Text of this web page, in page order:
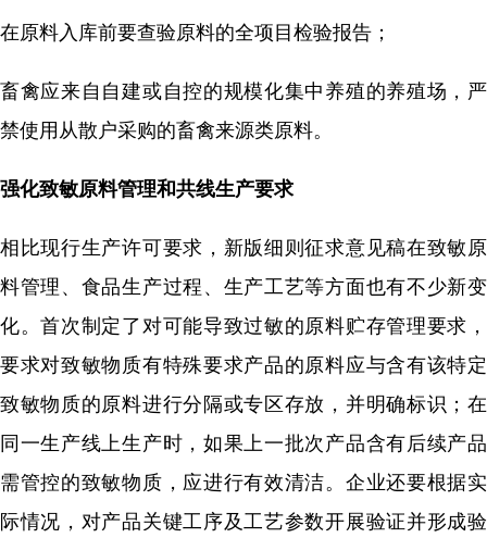
在原料入库前要查验原料的全项目检验报告；
畜禽应来自自建或自控的规模化集中养殖的养殖场，严
禁使用从散户采购的畜禽来源类原料。
强化致敏原料管理和共线生产要求
相比现行生产许可要求，新版细则征求意见稿在致敏原
料管理、食品生产过程、生产工艺等方面也有不少新变
化。首次制定了对可能导致过敏的原料贮存管理要求，
要求对致敏物质有特殊要求产品的原料应与含有该特定
致敏物质的原料进行分隔或专区存放，并明确标识；在
同一生产线上生产时，如果上一批次产品含有后续产品
需管控的致敏物质，应进行有效清洁。企业还要根据实
际情况，对产品关键工序及工艺参数开展验证并形成验